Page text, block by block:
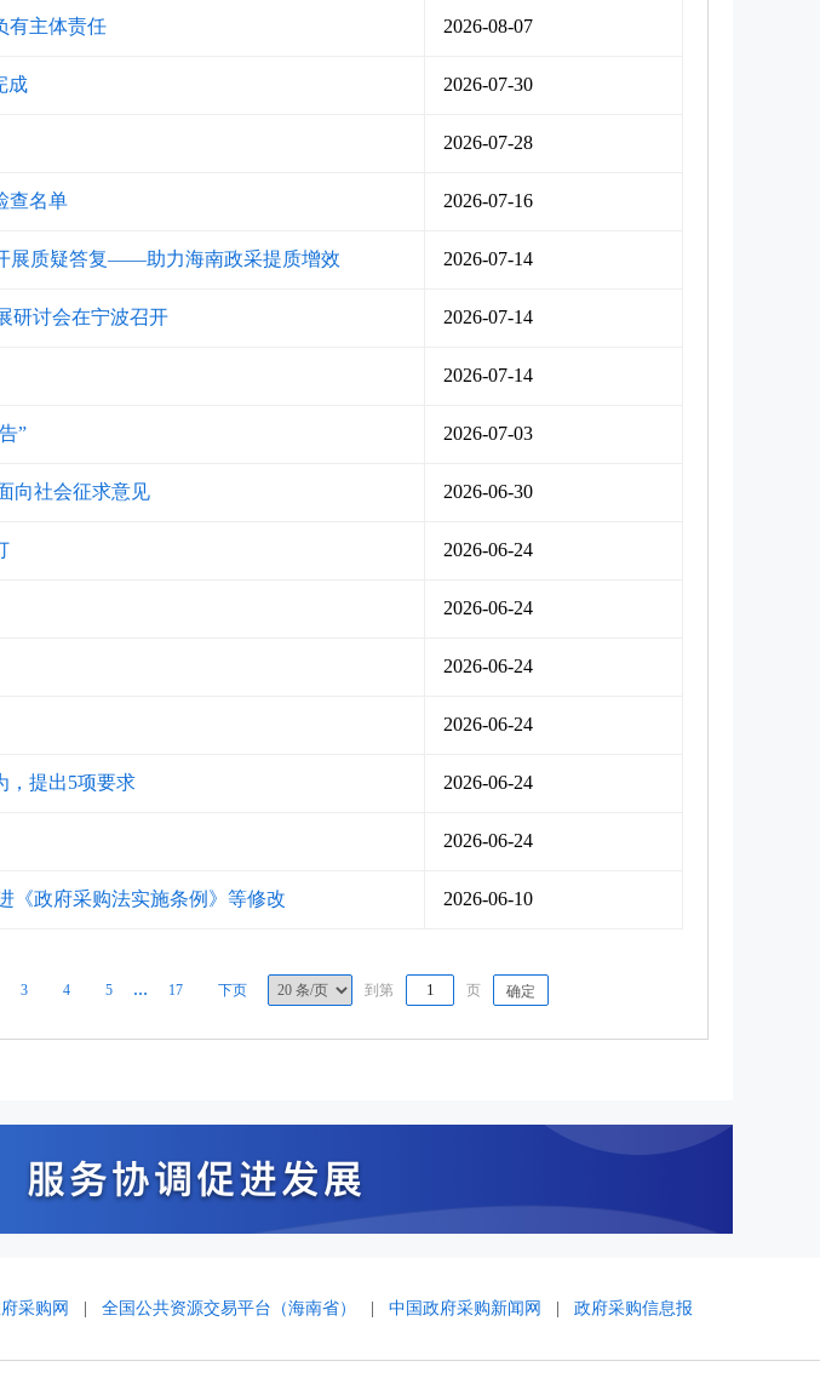
有主体责任 2026-08-07
成 2026-07-30
2026-07-28
查名单 2026-07-16
展质疑答复——助力海南政采提质增效 2026-07-14
研讨会在宁波召开 2026-07-14
2026-07-14
” 2026-07-03
向社会征求意见 2026-06-30
2026-06-24
2026-06-24
2026-06-24
2026-06-24
，提出5项要求 2026-06-24
2026-06-24
《政府采购法实施条例》等修改 2026-06-10
3 4 5 … 17 下页 到第 页 确定
采购网 全国公共资源交易平台（海南省） 中国政府采购新闻网 政府采购信息报